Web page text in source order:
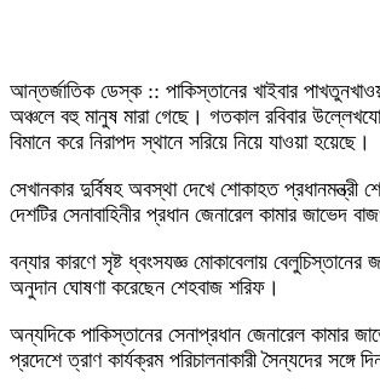
আন্তর্জাতিক ডেস্ক :: পাকিস্তানের খাইবার
অঞ্চলে বহু মানুষ মারা গেছে। গতকাল রবিবার
বিমানে করে নিরাপদ স্থানে সরিয়ে নিয়ে যাওয়া হয়েছে।
সেখানকার দুর্বিষহ অবস্থা দেখে শোকাহত প্রধানমন্ত্রী
দেশটির সেনাবাহিনীর প্রধান জেনারেল কামার জাভেদ
বন্যার কারণে সৃষ্ট ধ্বংসযজ্ঞ মোকাবেলায়
অনুদান ঘোষণা করেছেন শেহবাজ শরিফ।
অন্যদিকে পাকিস্তানের সেনাপ্রধান জেনারেল কামার
প্রদেশে ত্রাণ কার্যক্রম পরিচালনাকারী সৈন্যদের সঙ্গে